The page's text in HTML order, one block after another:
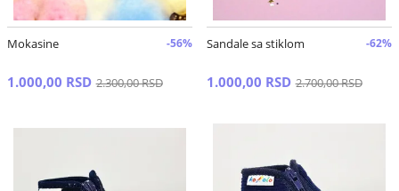
Mokasine -56%
1.000,00 RSD 2.300,00 RSD
Sandale sa stiklom -62%
1.000,00 RSD 2.700,00 RSD